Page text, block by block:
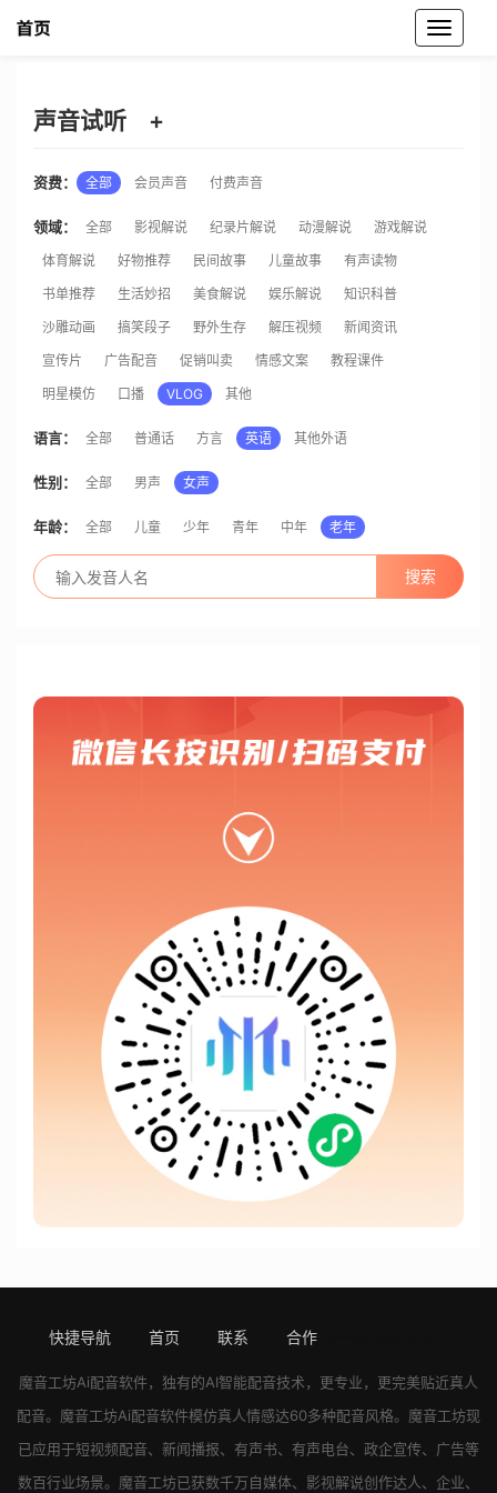
魔音工坊声音试听
声音试听 +
资费： 全部 会员声音 付费声音
领域： 全部 影视解说 纪录片解说 动漫解说
游戏解说
体育解说
好物推荐 民间故事 儿童故事
有声读物
书单推荐
生活妙招 美食解说 娱乐解说
知识科普
沙雕动画
搞笑段子 野外生存 解压视频
新闻资讯
宣传片
广告配音 促销叫卖 情感文案
教程课件
明星模仿
口播 VLOG 其他
语言： 全部 普通话 方言 英语 其他外语
性别： 全部 男声 女声
年龄： 全部 儿童 少年 青年 中年 老年
快捷导航 首页 联系 合作
魔音工坊Ai配音软件，独有的AI智能配音技术，更专业，更完美贴近真人
配音。 魔音工坊Ai配音软件模仿真人情感达60多种配音风格。 魔音工坊现
已应用于短视频配音、新闻播报、有声书、有声电台、政企宣传、广告等
数百行业场景。 魔音工坊已获数千万自媒体、影视解说创作达人、企业、